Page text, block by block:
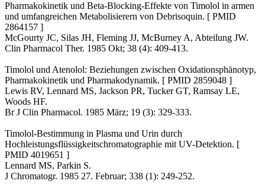
Pharmakokinetik und Beta-Blocking-Effekte von Timolol in armen
und umfangreichen Metabolisierern von Debrisoquin. [ PMID
2864157 ]
McGourty JC, Silas JH, Fleming JJ, McBurney A, Abteilung JW.
Clin Pharmacol Ther. 1985 Okt; 38 (4): 409-413.
Timolol und Atenolol: Beziehungen zwischen Oxidationsphänotyp,
Pharmakokinetik und Pharmakodynamik. [ PMID 2859048 ]
Lewis RV, Lennard MS, Jackson PR, Tucker GT, Ramsay LE,
Woods HF.
Br J Clin Pharmacol. 1985 März; 19 (3): 329-333.
Timolol-Bestimmung in Plasma und Urin durch
Hochleistungsflüssigkeitschromatographie mit UV-Detektion. [
PMID 4019651 ]
Lennard MS, Parkin S.
J Chromatogr. 1985 27. Februar; 338 (1): 249-252.